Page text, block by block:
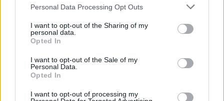
Please note that this website/app uses one or more Google
not limited to your visit or usage behaviour. You may click to
grant or deny consent to Google and its third-party tags to
use your data for below specified purposes in below Google
consent section.
Personal Data Processing Opt Outs
I want to opt-out of the Sharing of my
personal data.
Opted In
I want to opt-out of the Sale of my
Personal Data.
Opted In
I want to opt-out of processing my
a lemezen. A zárószám Sokadik egyetlen
egyszálgitáros szomorkodásnak indul, de a
végére egészen vidámmá változik: pont olyan
dal lesz belőle, mint amilyen a coming of age
filmek végén, a stáblista alatt szól.
A fél órás játékidő alatt még nem laposodik el
teljesen a lemez, vannak rajta egészen